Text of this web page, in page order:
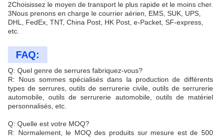
2Choisissez le moyen de transport le plus rapide et le moins cher.
3Nous prenons en charge le courrier aérien, EMS, SUK, UPS,
DHL, FedEx, TNT, China Post, HK Post, e-Packet, SF-express,
etc.
FAQ:
Q: Quel genre de serrures fabriquez-vous?
R: Nous sommes spécialisés dans la production de différents
types de serrures, outils de serrurerie civile, outils de serrurerie
automobile, outils de serrurerie automobile, outils de matériel
personnalisés, etc.
Q: Quelle est votre MOQ?
R: Normalement, le MOQ des produits sur mesure est de 500